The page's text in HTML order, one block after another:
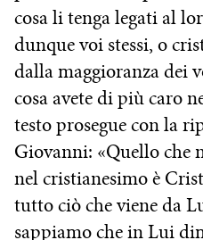
cosa li tenga legati al
dunque voi stessi, o
dalla maggioranza dei
cosa avete di più caro
testo prosegue con la
Giovanni: «Quello che
nel cristianesimo è
tutto ciò che viene da
sappiamo che in Lui